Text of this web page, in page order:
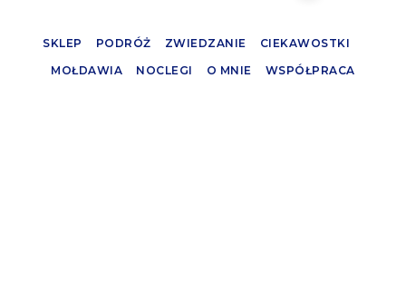
SKLEP PODRÓŻ ZWIEDZANIE
CIEKAWOSTKI
MOŁDAWIA
NOCLEGI O MNIE WSPÓŁPRACA